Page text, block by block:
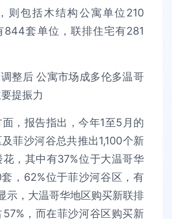
则包括木结构公寓单位210
844套单位，联排住宅有281
，报告指出，今年1至5月的
菲沙河谷总共推出1,100个新
，其中有37%位于大温哥华
，62%位于菲沙河谷区，有
示，大温哥华地区购买新联排
，而在菲沙河谷区购买新